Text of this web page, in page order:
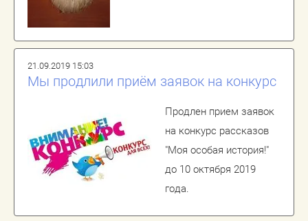
21.09.2019 15:03
Мы продлили приём заявок на конкурс
Продлен прием заявок
на конкурс рассказов
"Моя особая история!"
до 10 октября 2019
года.